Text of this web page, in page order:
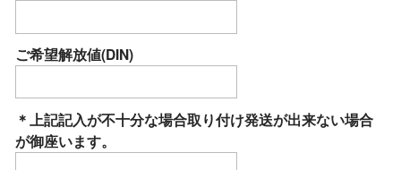
ご希望解放値(DIN)
＊上記記入が不十分な場合取り付け発送が出来ない場合
が御座います。